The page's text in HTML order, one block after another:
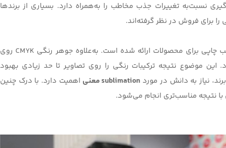
نسبت‌به تغییرات جذب مخاطب را به‌همراه دارد. بسیاری از برندها
برای فروش در نظر گرفته‌اند.
یکی از دلایلی متمایز شدن برندها، وضوح مطالب چاپی برای محصولات ارائه شده است. به‌علاوه جوهر رنگی CMYK روی
این موضوع نتیجه ترکیبات رنگی را روی تصاویر تا حد زیادی بهبود
نیاز به دانش در مورد sublimation معنی
اهمیت دارد. با درک چنین
با نتیجه مناسب‌تری انجام می‌شود.